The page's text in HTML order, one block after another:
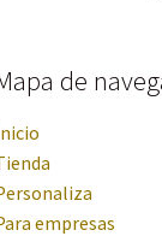
de
empresas